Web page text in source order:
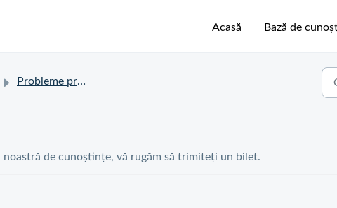
Acasă Bază de
Probleme privind comanda
de cunoștințe, vă rugăm să trimiteți un bilet.